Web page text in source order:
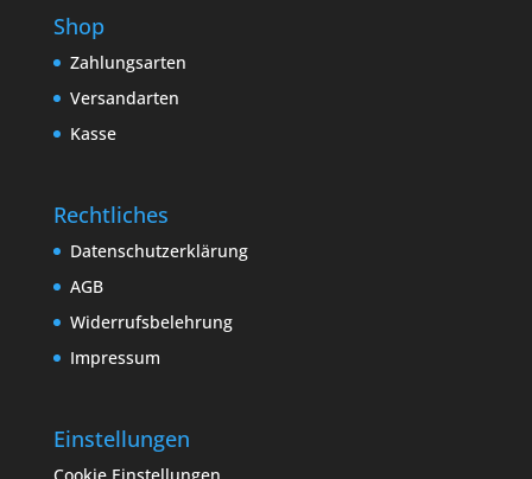
Shop
Zahlungsarten
Versandarten
Kasse
Rechtliches
Datenschutzerklärung
AGB
Widerrufsbelehrung
Impressum
Einstellungen